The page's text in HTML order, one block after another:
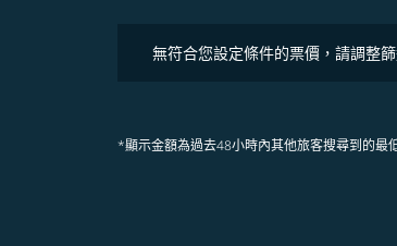
無符合您設定條件的票價，請調整篩
*顯示金額為過去48小時內其他旅客搜尋到的最